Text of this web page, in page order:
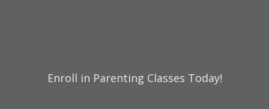
Enroll in Parenting Classes Today!